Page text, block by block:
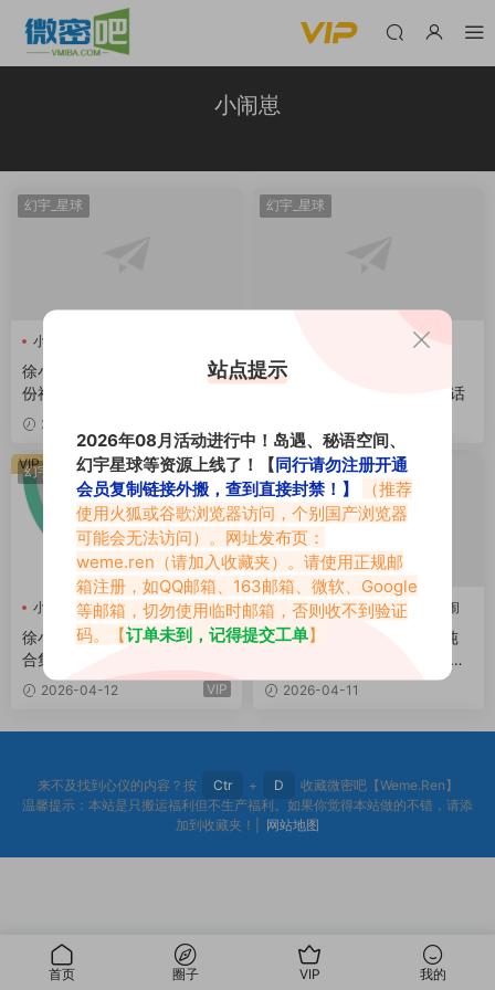
小闹崽
幻宇_星球
小闹崽
徐小闹真实容貌，口罩下的一
份神秘感
2026-05-06
幻宇_星球
小闹崽之前叫什么？口罩之
下，是舞者与自我的纯粹对话
幻宇星球
小闹崽
徐小闹
徐小闹幻宇星球
03期
徐小闹幻宇星球专属系列作品
合集
2026-04-12 VIP
VIP 幻宇_星球
小闹崽 小闹崽3.0 徐小闹
舞魂之上！小闹崽3.0：用纯
者」2026-04-11
来不及找到心仪的内容？按 Ctr + D
收藏微密吧【Weme.Ren】
温馨提示：本站是只搬运福利但不生产福利。如果你觉得本站做的不错，请添
加到收藏夹！| 网站地图
首页 圈子 VIP 我的
站点提示
2026年08月活动进行中！岛遇、秘语空间、
幻宇星球等资源上线了！【同行请勿注册开通
会员复制链接外搬，查到直接封禁！】
（推荐
使用火狐或谷歌浏览器访问，个别国产浏览器
可能会无法访问）。网址发布页：
weme.ren （请加入收藏夹）。请使用正规邮
箱注册，如QQ邮箱、163邮箱、微软、Google
等邮箱，切勿使用临时邮箱，否则收不到验证
码。【订单未到，记得提交工单】